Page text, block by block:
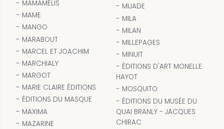
MAMAMÉLIS
MAME
MANGO
MARABOUT
MARCEL ET JOACHIM
MARCHIALY
MARGOT
MARIE CLAIRE ÉDITIONS
ÉDITIONS DU MASQUE
MAXIMA
MAZARINE
MIJADE
MILA
MILAN
MILLEPAGES
MINUIT
ÉDITIONS D'ART MONELLE
HAYOT
MOSQUITO
ÉDITIONS DU MUSÉE DU
QUAI BRANLY - JACQUES
CHIRAC